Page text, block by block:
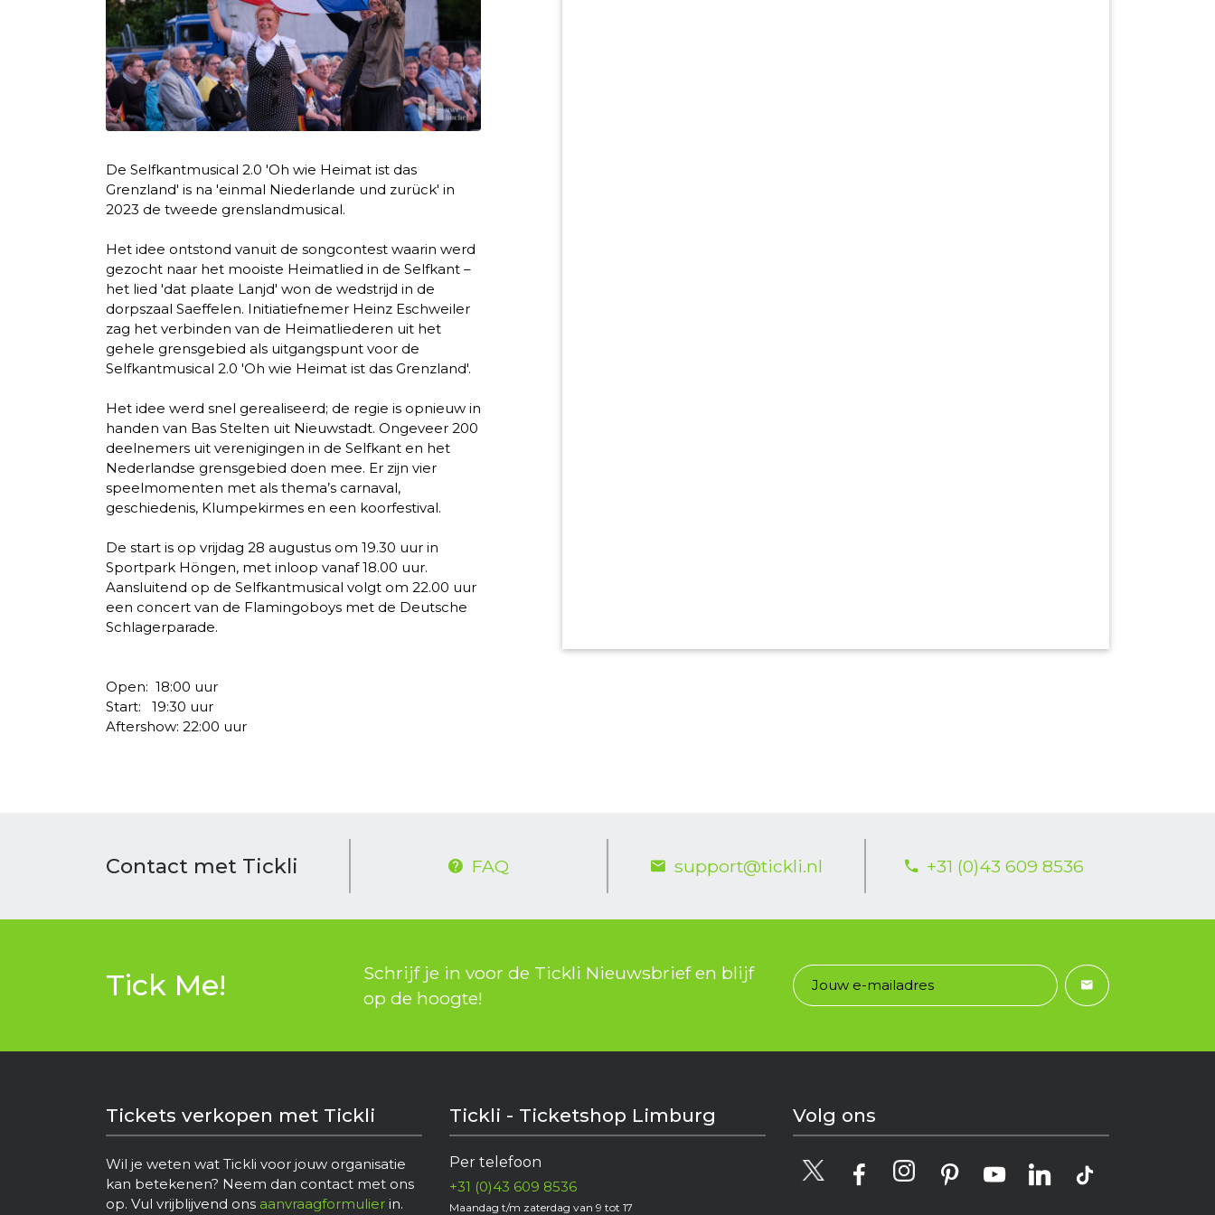
De Selfkantmusical 2.0 'Oh wie Heimat ist das
Grenzland' is na 'einmal Niederlande und zurück' in
2023 de tweede grenslandmusical.
Het idee ontstond vanuit de songcontest waarin werd
gezocht naar het mooiste Heimatlied in de Selfkant –
het lied 'dat plaate Lanjd' won de wedstrijd in de
dorpszaal Saeffelen. Initiatiefnemer Heinz Eschweiler
zag het verbinden van de Heimatliederen uit het
gehele grensgebied als uitgangspunt voor de
Selfkantmusical 2.0 'Oh wie Heimat ist das Grenzland'.
Het idee werd snel gerealiseerd; de regie is opnieuw in
handen van Bas Stelten uit Nieuwstadt. Ongeveer 200
deelnemers uit verenigingen in de Selfkant en het
Nederlandse grensgebied doen mee. Er zijn vier
speelmomenten met als thema’s carnaval,
geschiedenis, Klumpekirmes en een koorfestival.
De start is op vrijdag 28 augustus om 19.30 uur in
Sportpark Höngen, met inloop vanaf 18.00 uur.
Aansluitend op de Selfkantmusical volgt om 22.00 uur
een concert van de Flamingoboys met de Deutsche
Schlagerparade.
Open: 18:00 uur
Start: 19:30 uur
Aftershow: 22:00 uur
Contact met Tickli FAQ support@tickli.nl +31 (0)43 609 8536
Tick Me!
Schrijf je in voor de Tickli Nieuwsbrief en blijf
op de hoogte!
Tickets verkopen met Tickli
Wil je weten wat Tickli voor jouw organisatie
kan betekenen? Neem dan contact met ons
op. Vul vrijblijvend ons aanvraagformulier in.
Tickli - Ticketshop Limburg
Per telefoon
+31 (0)43 609 8536
Maandag t/m zaterdag van 9 tot 17
Volg ons